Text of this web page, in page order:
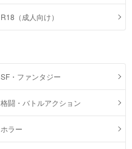
R18（成人向け）
SF・ファンタジー
格闘・バトルアクション
ホラー